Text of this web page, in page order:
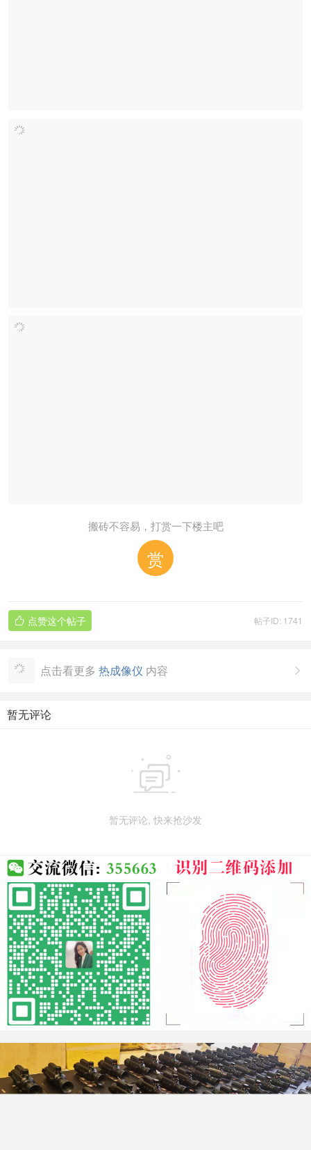
搬砖不容易，打赏一下楼主吧
赏
帖子ID: 1741
 点赞这个帖子

点击看更多 热成像仪 内容
暂无评论

暂无评论, 快来抢沙发